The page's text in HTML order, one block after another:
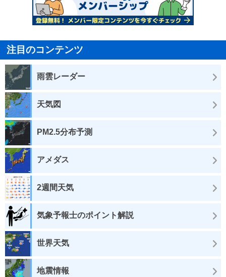
注目のコンテンツ
雨雲レーダー
天気図
PM2.5分布予測
アメダス
2週間天気
気象予報士のポイント解説
世界天気
地震情報